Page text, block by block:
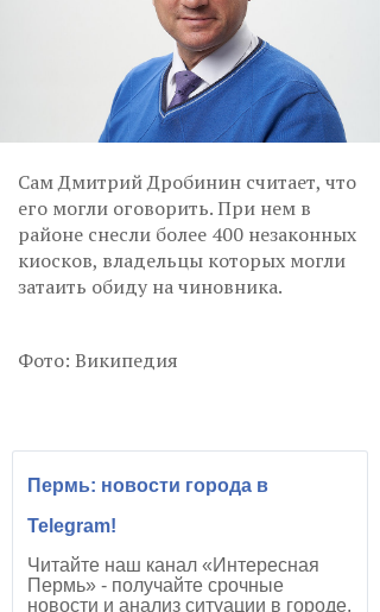
Сам Дмитрий Дробинин считает, что
его могли оговорить. При нем в
районе снесли более 400 незаконных
киосков, владельцы которых могли
затаить обиду на чиновника.
Фото: Википедия
Пермь: новости города в
Telegram!
Читайте наш канал «Интересная
Пермь» - получайте срочные
новости и анализ ситуации в городе.